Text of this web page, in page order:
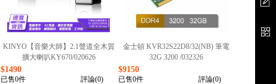
KINYO【音樂大師】2.1聲道全木質
擴大喇叭KY670/020626
$1490
已售0件 評論(0)
金士頓 KVR32S22D8/32(NB) 筆電
32G 3200 /032326
$9150
已售0件 評論(0)